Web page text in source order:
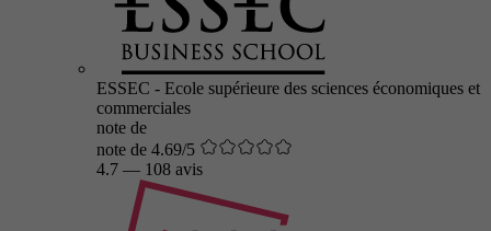
ESSEC - Ecole supérieure des sciences économiques et
commerciales
note de
note de 4.69/5
4.7 — 108 avis